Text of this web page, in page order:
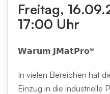
Freitag,
17:00 Uhr
𝗪𝗮𝗿𝘂𝗺 𝗝𝗠𝗮𝘁𝗣𝗿𝗼®
In vielen Bereichen hat
Einzug in die industrielle